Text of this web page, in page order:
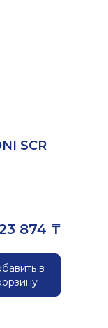
SCR
874 ₸
в